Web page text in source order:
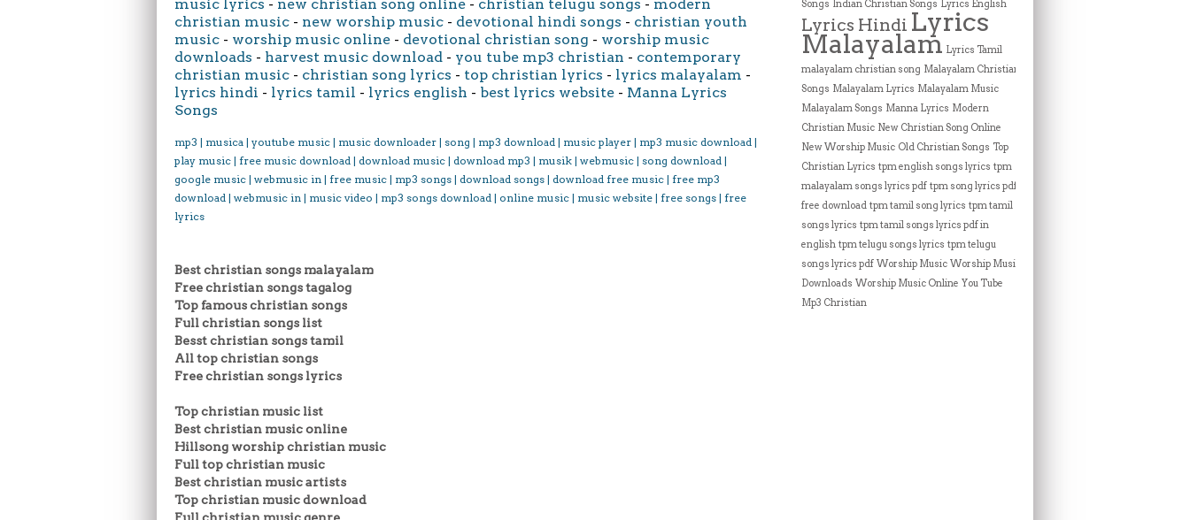
music lyrics - new christian song online - christian telugu songs - modern
christian music - new worship music - devotional hindi songs - christian youth
music - worship music online - devotional christian song - worship music
downloads - harvest music download - you tube mp3 christian - contemporary
christian music - christian song lyrics - top christian lyrics - lyrics malayalam -
lyrics hindi - lyrics tamil - lyrics english - best lyrics website - Manna Lyrics
Songs
mp3 | musica | youtube music | music downloader | song | mp3 download | music player | mp3 music download |
play music | free music download | download music | download mp3 | musik | webmusic | song download |
google music | webmusic in | free music | mp3 songs | download songs | download free music | free mp3
download | webmusic in | music video | mp3 songs download | online music | music website | free songs | free
lyrics
Best christian songs malayalam
Free christian songs tagalog
Top famous christian songs
Full christian songs list
Besst christian songs tamil
All top christian songs
Free christian songs lyrics
Top christian music list
Best christian music online
Hillsong worship christian music
Full top christian music
Best christian music artists
Top christian music download
Songs Indian Christian Songs Lyrics English
Lyrics Hindi Lyrics
Malayalam Lyrics Tamil
malayalam christian song Malayalam Christian
Songs Malayalam Lyrics Malayalam Music
Malayalam Songs Manna Lyrics Modern
Christian Music New Christian Song Online
New Worship Music Old Christian Songs Top
Christian Lyrics tpm english songs lyrics tpm
malayalam songs lyrics pdf tpm song lyrics pdf
free download tpm tamil song lyrics tpm tamil
songs lyrics tpm tamil songs lyrics pdf in
english tpm telugu songs lyrics tpm telugu
songs lyrics pdf Worship Music Worship Music
Downloads Worship Music Online You Tube
Mp3 Christian